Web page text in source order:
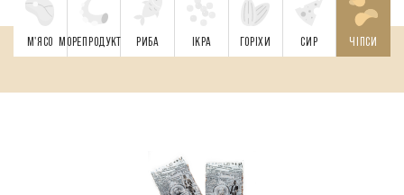
М'ЯСО МОРЕПРОДУКТИ РИБА ІКРА ГОРІХИ CИР ЧІПСИ